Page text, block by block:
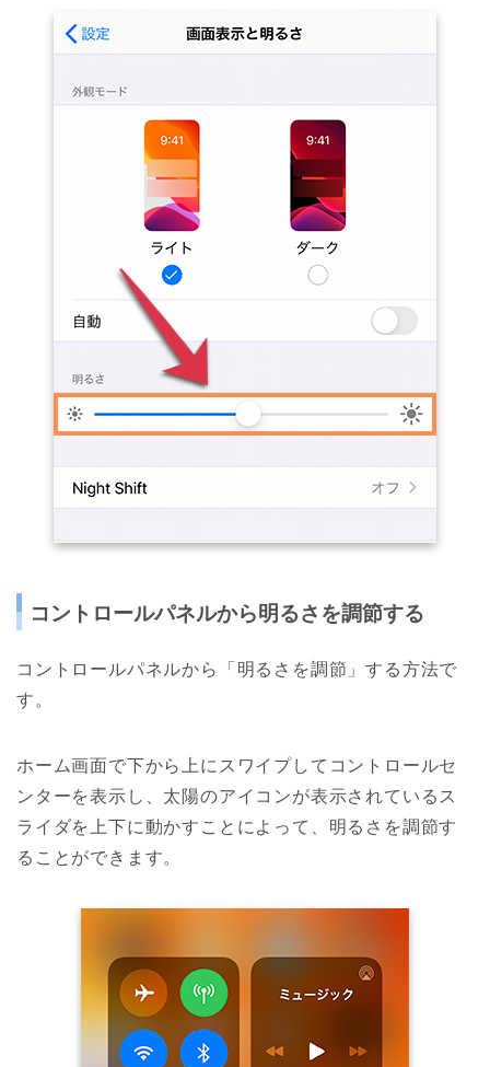
コントロールパネルから明るさを調節する
コントロールパネルから「明るさを調節」する方法で
す。
ホーム画面で下から上にスワイプしてコントロールセ
ンターを表示し、太陽のアイコンが表示されているス
ライダを上下に動かすことによって、明るさを調節す
ることができます。